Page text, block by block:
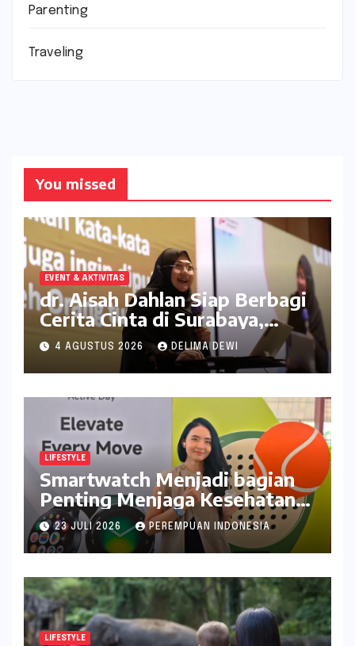
Parenting
Traveling
You missed
EVENT & AKTIVITAS
dr. Aisah Dahlan Siap Berbagi
Cerita Cinta di Surabaya,
Catat Tanggalnya
4 AGUSTUS 2026 DELIMA DEWI
LIFESTYLE
Smartwatch Menjadi bagian
Penting Menjaga Kesehatan
Bagi Perempuan
23 JULI 2026 PEREMPUAN INDONESIA
LIFESTYLE